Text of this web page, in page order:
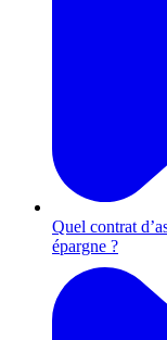
Quel contrat
épargne ?